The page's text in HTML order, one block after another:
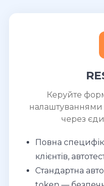
Керуйте
через
Повна
клієнтів,
Стандартна